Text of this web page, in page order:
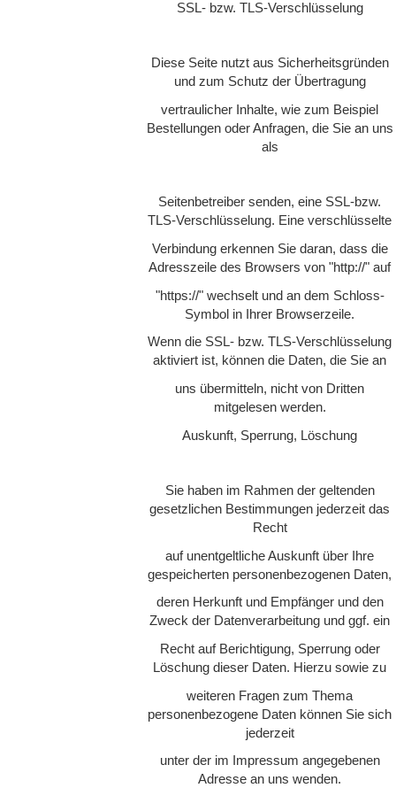
SSL- bzw. TLS-Verschlüsselung
Diese Seite nutzt aus Sicherheitsgründen
und zum Schutz der Übertragung
vertraulicher Inhalte, wie zum Beispiel
Bestellungen oder Anfragen, die Sie an uns
als
Seitenbetreiber senden, eine SSL-bzw.
TLS-Verschlüsselung. Eine verschlüsselte
Verbindung erkennen Sie daran, dass die
Adresszeile des Browsers von "http://" auf
"https://" wechselt und an dem Schloss-
Symbol in Ihrer Browserzeile.
Wenn die SSL- bzw. TLS-Verschlüsselung
aktiviert ist, können die Daten, die Sie an
uns übermitteln, nicht von Dritten
mitgelesen werden.
Auskunft, Sperrung, Löschung
Sie haben im Rahmen der geltenden
gesetzlichen Bestimmungen jederzeit das
Recht
auf unentgeltliche Auskunft über Ihre
gespeicherten personenbezogenen Daten,
deren Herkunft und Empfänger und den
Zweck der Datenverarbeitung und ggf. ein
Recht auf Berichtigung, Sperrung oder
Löschung dieser Daten. Hierzu sowie zu
weiteren Fragen zum Thema
personenbezogene Daten können Sie sich
jederzeit
unter der im Impressum angegebenen
Adresse an uns wenden.